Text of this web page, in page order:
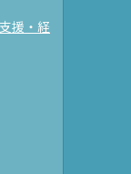
援・経